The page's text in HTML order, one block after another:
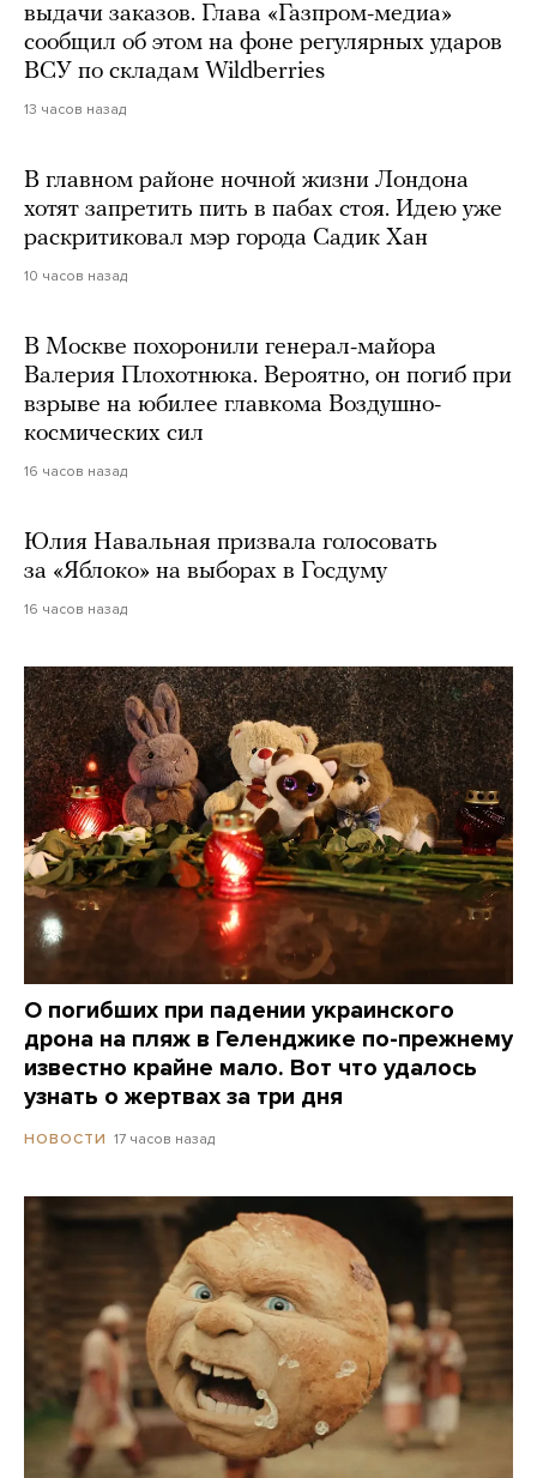
выдачи заказов. Глава «Газпром-медиа»
сообщил об этом на фоне регулярных ударов
ВСУ по складам Wildberries
13 часов назад
В главном районе ночной жизни Лондона
хотят запретить пить в пабах стоя. Идею уже
раскритиковал мэр города Садик Хан
10 часов назад
В Москве похоронили генерал-майора
Валерия Плохотнюка. Вероятно, он погиб при
взрыве на юбилее главкома Воздушно-
космических сил
16 часов назад
Юлия Навальная призвала голосовать
за «Яблоко» на выборах в Госдуму
16 часов назад
О погибших при падении украинского
дрона на пляж в Геленджике по-прежнему
известно крайне мало. Вот что удалось
узнать о жертвах за три дня
НОВОСТИ 17 часов назад